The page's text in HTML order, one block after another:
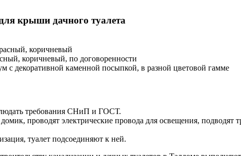
крыши дачного туалета
коричневый
коричневый, по договоренности
с декоративной каменной посыпкой, в разной цветовой гамме
требования СНиП и ГОСТ.
проводят электрические провода для освещения, подводят
туалет подсоединяют к ней.